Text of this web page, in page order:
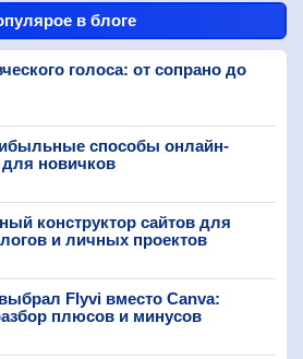
в блоге
голоса: от сопрано до
способы онлайн-
для новичков
конструктор сайтов для
и личных проектов
Flyvi вместо Canva:
плюсов и минусов